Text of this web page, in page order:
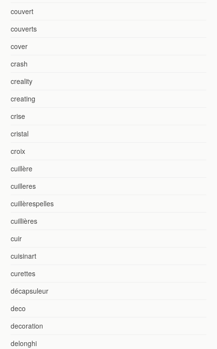
couvert
couverts
cover
crash
creality
creating
crise
cristal
croix
cuillère
cuilleres
cuillèrespelles
cuillières
cuir
cuisinart
curettes
décapsuleur
deco
decoration
delonghi